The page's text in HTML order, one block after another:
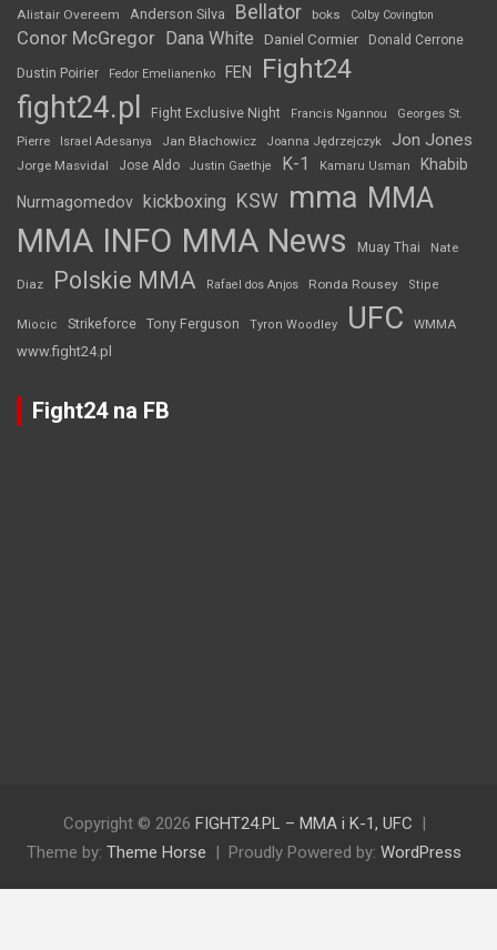
Alistair Overeem Anderson Silva Bellator boks Colby Covington
Conor McGregor Dana White Daniel Cormier Donald Cerrone
Dustin Poirier Fedor Emelianenko FEN Fight24
fight24.pl Fight Exclusive Night Francis Ngannou
Georges St.
Pierre
Israel Adesanya Jan Błachowicz Joanna Jędrzejczyk Jon Jones
Jorge Masvidal Jose Aldo Justin Gaethje K-1 Kamaru Usman Khabib
Nurmagomedov kickboxing KSW mma MMA
MMA INFO MMA News Muay Thai Nate
Diaz Polskie MMA Rafael dos Anjos Ronda Rousey Stipe
Miocic Strikeforce Tony Ferguson Tyron Woodley UFC WMMA
www.fight24.pl
Fight24 na FB
Copyright © 2026 FIGHT24.PL – MMA i K-1, UFC
Theme by: Theme Horse Proudly Powered by: WordPress